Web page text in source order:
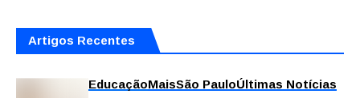
Artigos Recentes
EducaçãoMaisSão PauloÚltimas Notícias